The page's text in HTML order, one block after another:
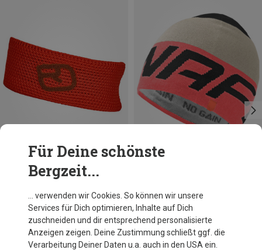
Du sparst 30%
Dynafit
Radical Mütze
38,18 €
Für Deine schönste
Bergzeit...
… verwenden wir Cookies. So können wir unsere
Services für Dich optimieren, Inhalte auf Dich
zuschneiden und dir entsprechend personalisierte
Anzeigen zeigen. Deine Zustimmung schließt ggf. die
Verarbeitung Deiner Daten u.a. auch in den USA ein.